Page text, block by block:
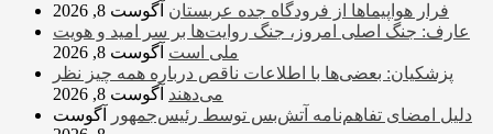
فرار هواپیماها از فرودگاه جده عربستان آگوست 8, 2026
عارف: جنگ اصلی امروز، جنگ روایت‌ها بر سر امید و هویت
ملی است آگوست 8, 2026
پزشکیان: بعضی‌ها با اطلاعات ناقص درباره همه چیز نظر
می‌دهند آگوست 8, 2026
دلیل امضای تفاهم‌نامه آتش‌بس توسط رئیس‌جمهور
آگوست